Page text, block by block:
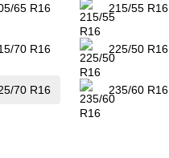
65 R16 215/55 R16
70 R16 225/50 R16
70 R16 235/60 R16